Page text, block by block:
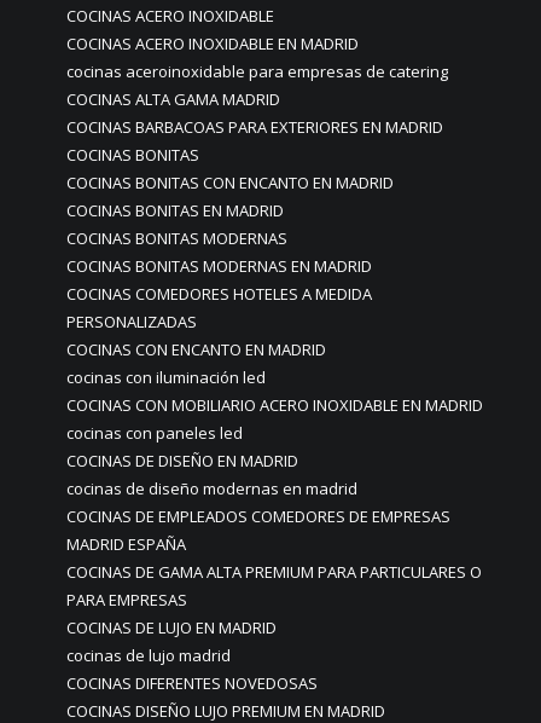
COCINAS ACERO INOXIDABLE
COCINAS ACERO INOXIDABLE EN MADRID
cocinas aceroinoxidable para empresas de catering
COCINAS ALTA GAMA MADRID
COCINAS BARBACOAS PARA EXTERIORES EN MADRID
COCINAS BONITAS
COCINAS BONITAS CON ENCANTO EN MADRID
COCINAS BONITAS EN MADRID
COCINAS BONITAS MODERNAS
COCINAS BONITAS MODERNAS EN MADRID
COCINAS COMEDORES HOTELES A MEDIDA
PERSONALIZADAS
COCINAS CON ENCANTO EN MADRID
cocinas con iluminación led
COCINAS CON MOBILIARIO ACERO INOXIDABLE EN MADRID
cocinas con paneles led
COCINAS DE DISEÑO EN MADRID
cocinas de diseño modernas en madrid
COCINAS DE EMPLEADOS COMEDORES DE EMPRESAS
MADRID ESPAÑA
COCINAS DE GAMA ALTA PREMIUM PARA PARTICULARES O
PARA EMPRESAS
COCINAS DE LUJO EN MADRID
cocinas de lujo madrid
COCINAS DIFERENTES NOVEDOSAS
COCINAS DISEÑO LUJO PREMIUM EN MADRID